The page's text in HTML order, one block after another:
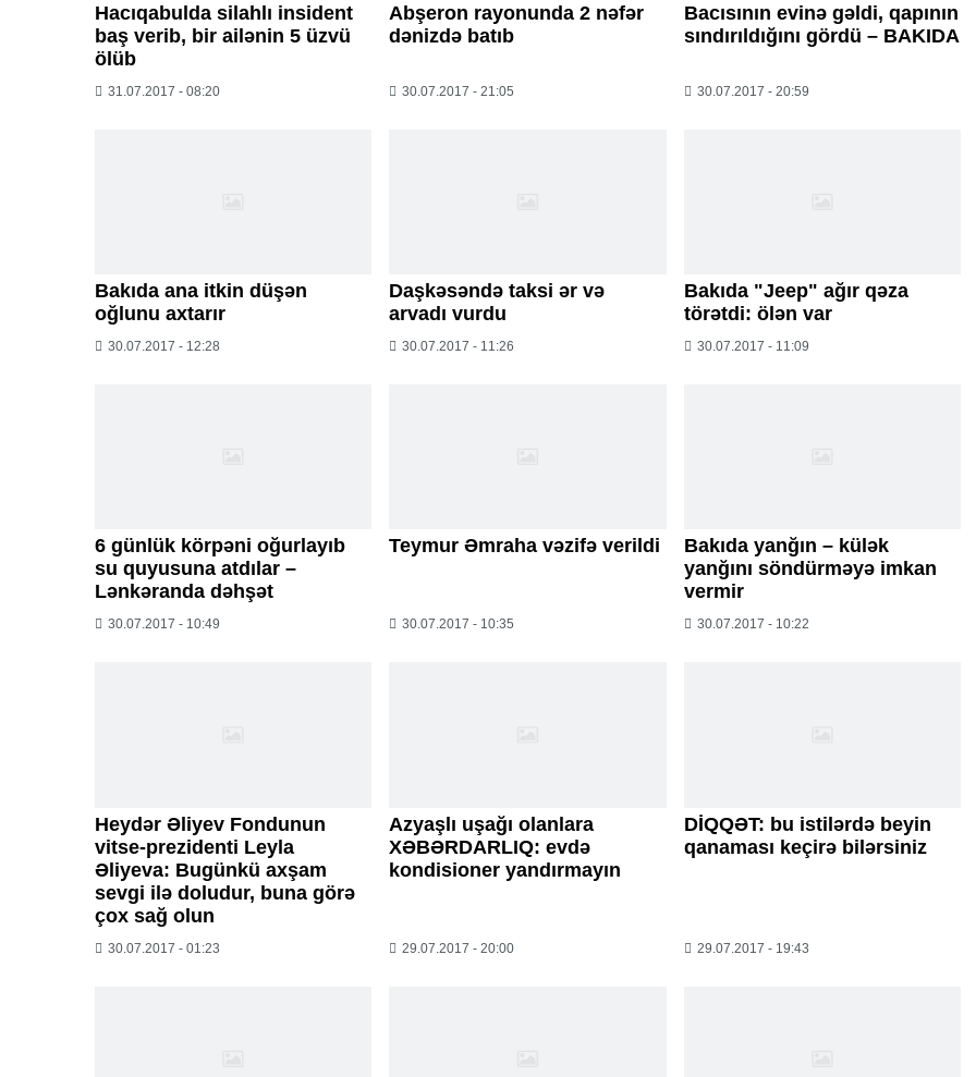
Hacıqabulda silahlı insident
baş verib, bir ailənin 5 üzvü
ölüb
31.07.2017 - 08:20
Abşeron rayonunda 2 nəfər
dənizdə batıb
30.07.2017 - 21:05
Bacısının evinə gəldi, qapının
sındırıldığını gördü – BAKIDA
30.07.2017 - 20:59
Bakıda ana itkin düşən
oğlunu axtarır
30.07.2017 - 12:28
Daşkəsəndə taksi ər və
arvadı vurdu
30.07.2017 - 11:26
Bakıda "Jeep" ağır qəza
törətdi: ölən var
30.07.2017 - 11:09
6 günlük körpəni oğurlayıb
su quyusuna atdılar –
Lənkəranda dəhşət
30.07.2017 - 10:49
Teymur Əmraha vəzifə verildi
30.07.2017 - 10:35
Bakıda yanğın – külək
yanğını söndürməyə imkan
vermir
30.07.2017 - 10:22
Heydər Əliyev Fondunun
vitse-prezidenti Leyla
Əliyeva: Bugünkü axşam
sevgi ilə doludur, buna görə
çox sağ olun
30.07.2017 - 01:23
Azyaşlı uşağı olanlara
XƏBƏRDARLIQ: evdə
kondisioner yandırmayın
29.07.2017 - 20:00
DİQQƏT: bu istilərdə beyin
qanaması keçirə bilərsiniz
29.07.2017 - 19:43